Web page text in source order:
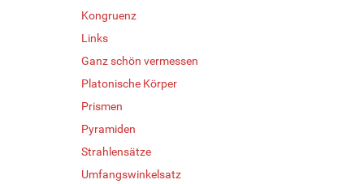
Kongruenz
Links
Ganz schön vermessen
Platonische Körper
Prismen
Pyramiden
Strahlensätze
Umfangswinkelsatz